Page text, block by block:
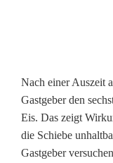
w
e
i
Nach einer Auszeit
Gastgeber den
Eis. Das zeigt
die Schiebe
Gastgeber